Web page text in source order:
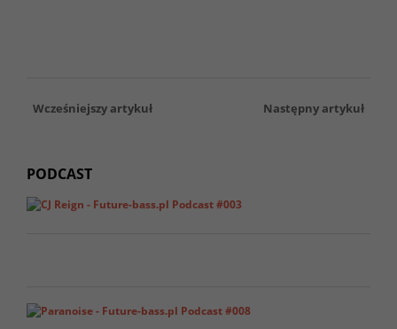
Wcześniejszy artykuł Następny artykuł
PODCAST